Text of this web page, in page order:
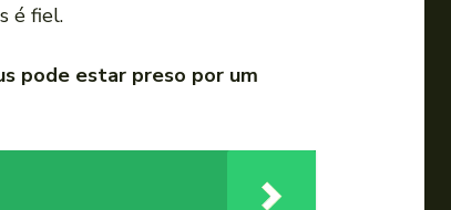
é fiel.
pode estar preso por um